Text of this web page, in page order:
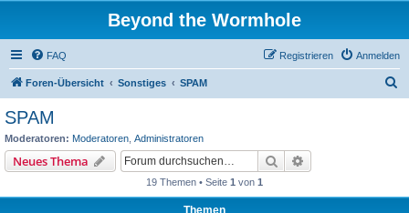
Beyond the Wormhole
FAQ Anmelden
Registrieren
Foren-Übersicht Sonstiges SPAM
SPAM
Moderatoren: Moderatoren Administratoren
Neues Thema Suche
19 Themen • Seite 1 von 1
Themen